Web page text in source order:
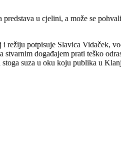
u cjelini, a može se
režiju potpisuje Slavica Vidaček,
događajem prati teško
suza u oku koju publika u